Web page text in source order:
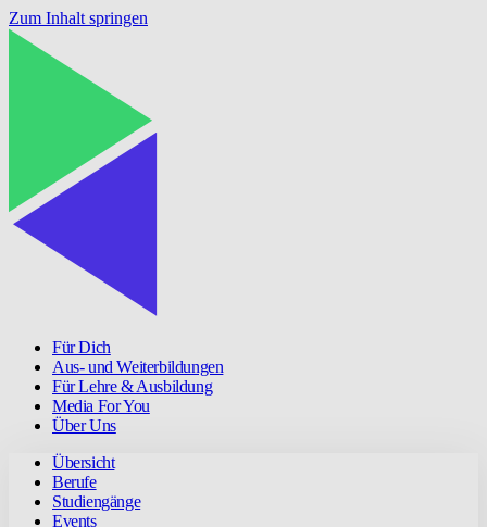
Zum Inhalt springen
Für Dich
Aus- und Weiterbildungen
Für Lehre & Ausbildung
Media For You
Über Uns
Übersicht
Berufe
Studiengänge
Events